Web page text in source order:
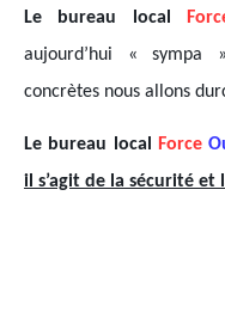
Le bureau local
aujourd’hui « sympa
concrètes nous allons
Le bureau local Force
il s’agit de la sécurité et